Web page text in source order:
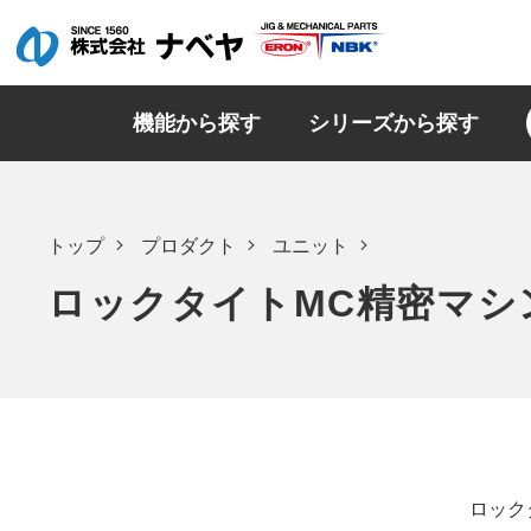
機能から探す シリーズから探す
トップ プロダクト ユニット
ロックタイトMC精密マ
ロッ